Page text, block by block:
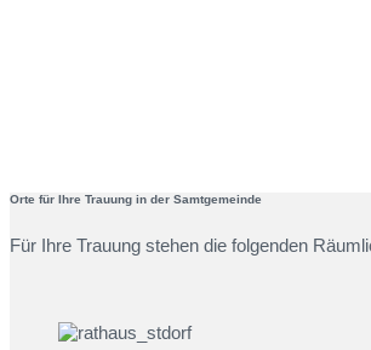
Orte für Ihre Trauung in der Samtgemeinde
Für Ihre Trauung stehen die folgenden